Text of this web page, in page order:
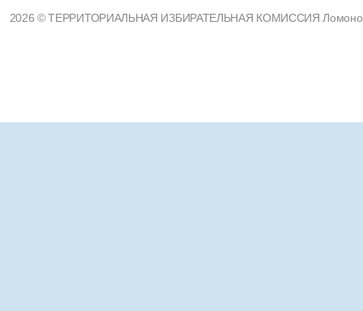
2026 © ТЕРРИТОРИАЛЬНАЯ ИЗБИРАТЕЛЬНАЯ КОМИССИЯ